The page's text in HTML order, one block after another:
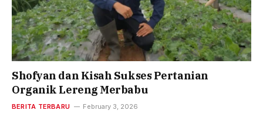
Shofyan dan Kisah Sukses Pertanian
Organik Lereng Merbabu
BERITA TERBARU February 3, 2026